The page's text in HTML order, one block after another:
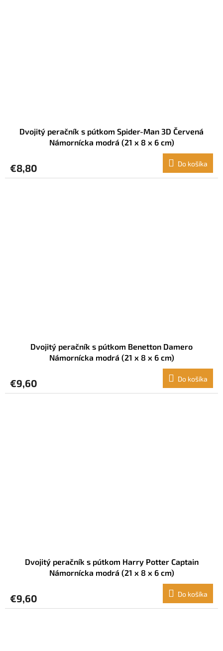
Dvojitý peračník s pútkom Spider-Man 3D Červená
Námornícka modrá (21 x 8 x 6 cm)
€8,80 Do košíka
Dvojitý peračník s pútkom Benetton Damero
Námornícka modrá (21 x 8 x 6 cm)
€9,60 Do košíka
Dvojitý peračník s pútkom Harry Potter Captain
Námornícka modrá (21 x 8 x 6 cm)
€9,60 Do košíka